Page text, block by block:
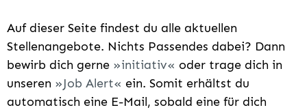
Auf dieser Seite findest du alle aktuellen
Stellenangebote. Nichts Passendes dabei? Dann
bewirb dich gerne
initiativ
oder trage dich in
unseren
Job Alert
ein. Somit erhältst du
automatisch eine E-Mail, sobald eine für dich